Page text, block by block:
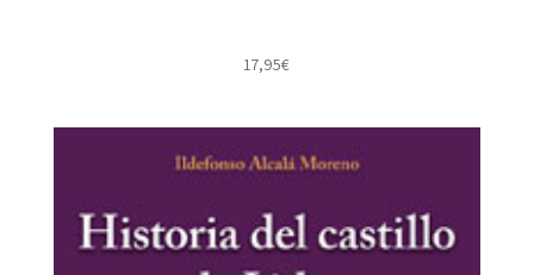
17,95€